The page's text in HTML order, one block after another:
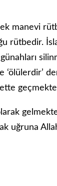
manevi
rütbedir.
‘ölülerdir’
uğruna